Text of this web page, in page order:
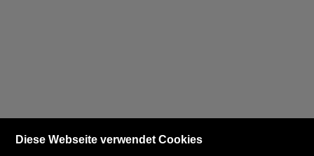
Diese Webseite verwendet Cookies